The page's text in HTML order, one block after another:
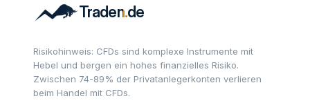
Risikohinweis: CFDs sind komplexe Instrumente mit
Hebel und bergen ein hohes finanzielles Risiko.
Zwischen 74-89% der Privatanlegerkonten verlieren
beim Handel mit CFDs.